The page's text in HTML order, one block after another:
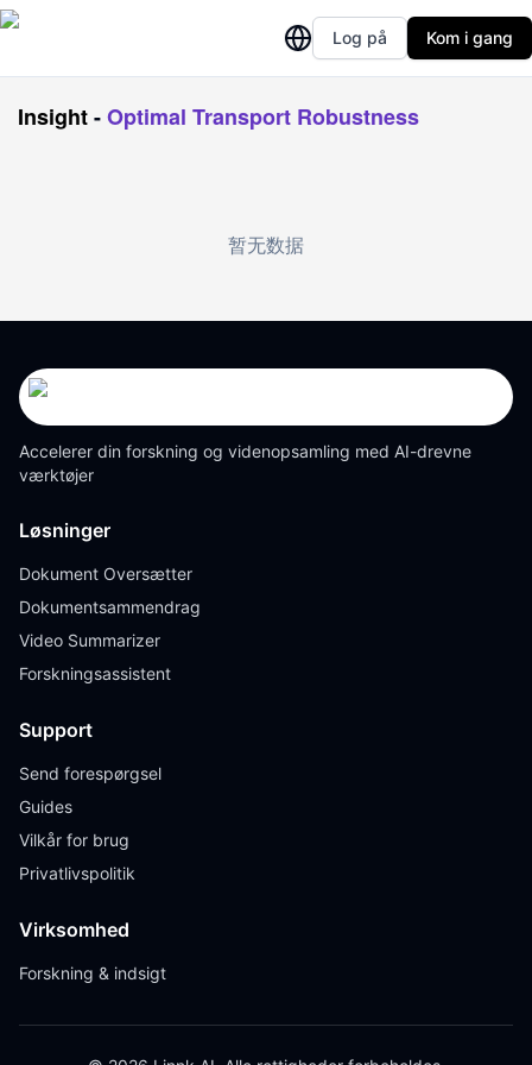
Log på Kom i gang
Insight-Optimal Transport Robustness
暂无数据
Accelerer din forskning og videnopsamling med AI-drevne
værktøjer
Løsninger
Dokument Oversætter
Dokumentsammendrag
Video Summarizer
Forskningsassistent
Support
Send forespørgsel
Guides
Vilkår for brug
Privatlivspolitik
Virksomhed
Forskning & indsigt